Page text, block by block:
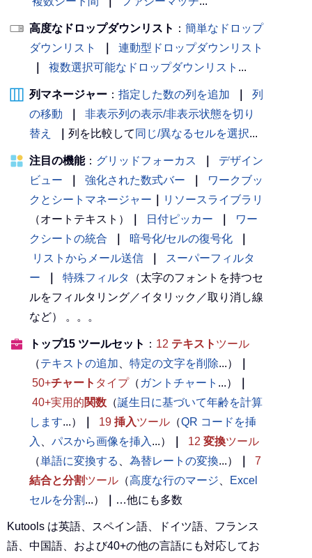
高度なドロップダウンリスト ： 簡単なドロップ
ダウンリスト
連動型ドロップダウンリスト
複数選択可能なドロップダウンリスト ...
列マネージャー ： 指定した数の列を追加
列
の移動
非表示列の表示/非表示状態を切り
替え
列を比較して 同じ/異なるセルを選択...
注目の機能： グリッドフォーカス
デザイン
ビュー
強化された数式バー
ワークブッ
クとシートマネージャー
リソースライブラリ
（オートテキスト）
日付ピッカー
ワー
クシートの統合
暗号化/セルの復号化
リストからメール送信
スーパーフィルタ
ー
特殊フィルタ
（太字のフォントを持つセ
ルをフィルタリング／イタリック／取り消し線
など） 。。。
トップ15 ツールセット ： 12 テキスト ツール
（テキストの追加 特定の文字を削除...）
50+チャート タイプ（ ガントチャート ...）
40+実用的関数 （誕生日に基づいて年齢を計算
します...） 19 挿入ツール （QR コードを挿
入
パスから画像を挿入 ...） 12 変換ツール
（単語に変換する 為替レートの変換...）
7
結合と分割ツール （高度な行のマージ
Excel
セルを分割 ...） …他にも多数
Kutools は英語、スペイン語、ドイツ語、フランス
語、中国語、および40+の他の言語にも対応してお